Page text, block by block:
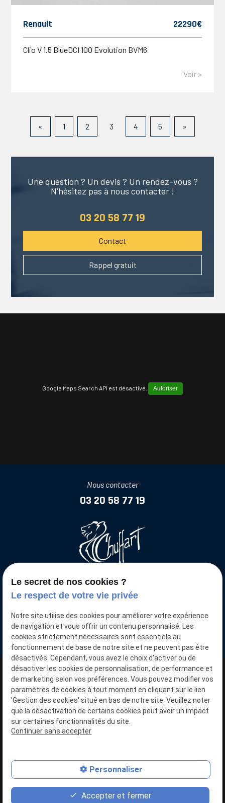
Renault 22290€
Clio V 1.5 BlueDCI 100 Evolution BVM6
Voir >
« 1 2 3 4 5 »
Une question ? Un devis ? Un rendez-vous ?
N'hésitez pas à nous contacter !
03 20 58 77 19
Contact
Rappel gratuit
Google Maps Search API est désactivé. Autoriser
Nous contacter
03 20 58 77 19
15 Pl. de la Gare
59136 WAVRIN
N° SIRET : 40357091400032
Plan du site
Mentions légales
Gestion des cookies
phone
Le secret de nos cookies ?
Le respect de votre vie privée
Notre site utilise des cookies pour améliorer votre expérience
de navigation et vous offrir un contenu personnalisé. Les
cookies strictement nécessaires sont essentiels au
fonctionnement de base de notre site et ne peuvent pas être
désactivés. Cependant, vous avez le choix d'activer ou de
désactiver les cookies de personnalisation, de performance et
de marketing selon vos préférences. Vous pouvez modifier vos
paramètres de cookies à tout moment en cliquant sur le lien
'Gestion des cookies' situé en bas de notre site. Veuillez noter
que la désactivation de certains cookies peut avoir un impact
sur certaines fonctionnalités du site.
Continuer sans accepter
Personnaliser
Accepter et fermer